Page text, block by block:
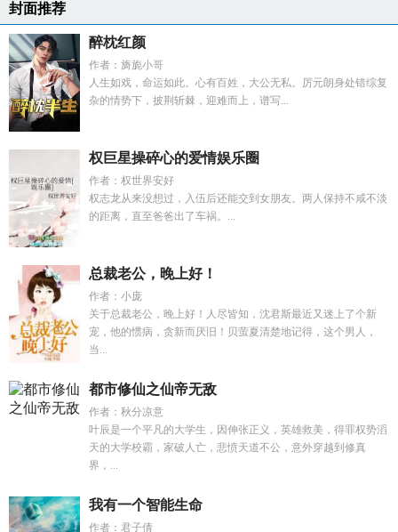
封面推荐
醉枕红颜
作者：旖旎小哥
人生如戏，命运如此。心有百姓，大公无私。厉元朗身处错综复
杂的情势下，披荆斩棘，迎难而上，谱写...
权巨星操碎心的爱情娱乐圈
作者：权世界安好
权志龙从来没想过，入伍后还能交到女朋友。两人保持不咸不淡
的距离，直至爸爸出了车祸。...
总裁老公，晚上好！
作者：小庞
关于总裁老公，晚上好！人尽皆知，沈君斯最近又迷上了个新
宠，他的惯病，贪新而厌旧！贝萤夏清楚地记得，这个男人，
当...
都市修仙之仙帝无敌
作者：秋分凉意
叶辰是一个平凡的大学生，因伸张正义，英雄救美，得罪权势滔
天的大学校霸，家破人亡，悲愤天道不公，意外穿越到修真
界，...
我有一个智能生命
作者：君子倩